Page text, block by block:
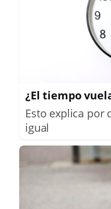
¿El tiempo
Esto explica por
igual